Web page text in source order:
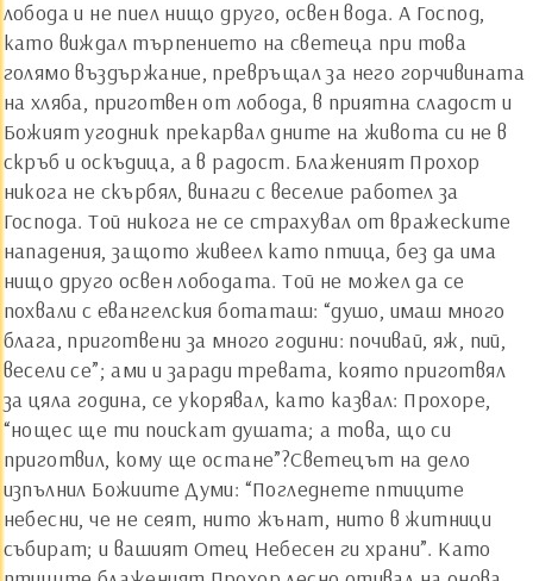
лобода и не пиел нищо друго, освен вода. А Господ,
като виждал търпението на светеца при това
голямо въздържание, превръщал за него горчивината
на хляба, приготвен от лобода, в приятна сладост и
Божият угодник прекарвал дните на живота си не в
скръб и оскъдица, а в радост. Блаженият Прохор
никога не скърбял, винаги с веселие работел за
Господа. Той никога не се страхувал от вражеските
нападения, защото живеел като птица, без да има
нищо друго освен лободата. Той не можел да се
похвали с евангелския ботаташ: “душо, имаш много
блага, приготвени за много години: почивай, яж, пий,
весели се”; ами и заради тревата, която приготвял
за цяла година, се укорявал, като казвал: Прохоре,
“нощес ще ти поискат душата; а това, що си
приготвил, кому ще остане”?Светецът на дело
изпълнил Божиите Думи: “Погледнете птиците
небесни, че не сеят, нито жънат, нито в житници
събират; и вашият Отец Небесен ги храни”. Като